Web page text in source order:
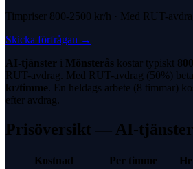
Timpriser 800-2500 kr/h · Med RUT-
Skicka förfrågan →
AI-tjänster i Mönsterås kostar typiskt
RUT-avdrag. Med RUT-avdrag ( 50% )
kr/timme. En heldags arbete (8 timmar)
efter avdrag.
Prisöversikt —AI-tjänster
Kostnad Per timme